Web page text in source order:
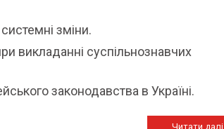
зміни.
викладанні суспільнознавчих
законодавства в Україні.
Читати далі